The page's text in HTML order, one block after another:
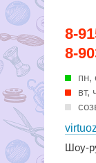
8-
8-
пн,
вт,
Шоу-